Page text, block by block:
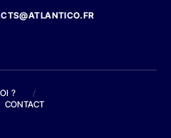
?
/
CONTACT